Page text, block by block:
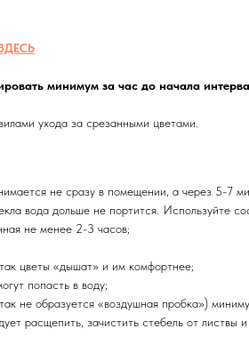
минимум за час до начала
ухода за срезанными цветами.
не сразу в помещении, а через 5-7
вода дольше не портится.
не менее 2-3 часов;
цветы «дышат» и им комфортнее;
попасть в воду;
не образуется «воздушная пробка»)
расщепить, зачистить стебель от